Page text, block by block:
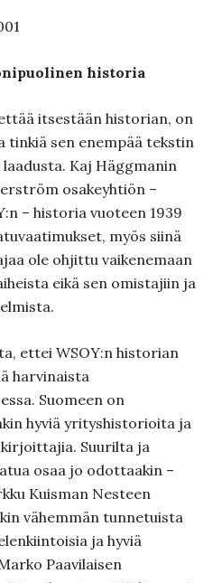
historia
itsestään historian, on
tinkiä sen enempää tekstin
Kaj Häggmanin
osakeyhtiön –
– historia vuoteen 1939
myös siinä
ole ohjittu vaikenemaan
eikä sen omistajiin ja
ettei WSOY:n historian
harvinaista
Suomeen on
hyviä yrityshistorioita ja
Suurilta ja
osaa jo odottaakin –
Kuisman Nesteen
vähemmän tunnetuista
ja hyviä
Paavilaisen